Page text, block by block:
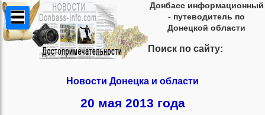
Донбасс информационный
- путеводитель по
Донецкой области
Поиск по сайту:
Новости Донецка и области
20 мая 2013 года